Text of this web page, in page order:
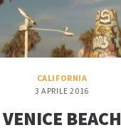
CALIFORNIA
3 APRILE 2016
VENICE BEACH